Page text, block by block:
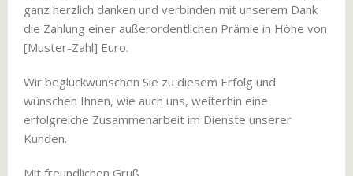
ganz herzlich danken und verbinden mit unserem Dank
die Zahlung einer außerordentlichen Prämie in Höhe von
[Muster-Zahl] Euro.
Wir beglückwünschen Sie zu diesem Erfolg und
wünschen Ihnen, wie auch uns, weiterhin eine
erfolgreiche Zusammenarbeit im Dienste unserer
Kunden.
Mit freundlichen Gruß